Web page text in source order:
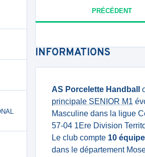
PRÉCÉDENT
INFORMATIONS
AS Porcelette Handball
principale SENIOR M1
Masculine dans la ligue
57-04 1Ere Division
Le club compte 10
dans le département